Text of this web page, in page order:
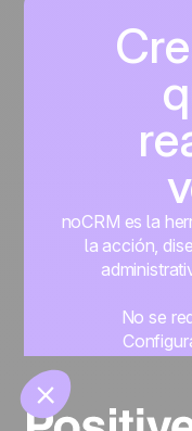
🍪
noCRM es la
la acción,
No se